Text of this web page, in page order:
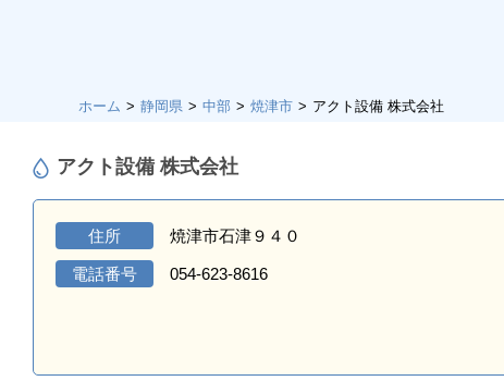
ホーム 静岡県 中部 焼津市 アクト設備 株式会社
アクト設備 株式会社
住所 焼津市石津９４０
電話番号 054-623-8616